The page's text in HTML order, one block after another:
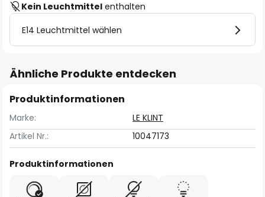
Kein Leuchtmittel enthalten
E14 Leuchtmittel wählen
Ähnliche Produkte entdecken
Produktinformationen
Marke:
LE KLINT
Artikel Nr.:
10047173
Produktinformationen